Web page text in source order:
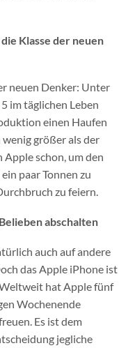
Klasse der neuen
neuen Denker: Unter
im täglichen Leben
einen Haufen
größer als der
Apple schon, um den
paar Tonnen zu
zu feiern.
abschalten
auch auf andere
das Apple iPhone ist
hat Apple fünf
Wochenende
Es ist dem
jegliche